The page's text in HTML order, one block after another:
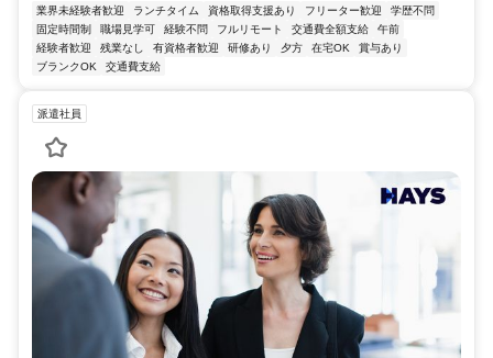
業界未経験者歓迎 ランチタイム 資格取得支援あり フリーター歓迎
学歴不問
固定時間制
職場見学可 経験不問 フルリモート 交通費全額支給
午前
経験者歓迎
残業なし 有資格者歓迎 研修あり 夕方 在宅OK
賞与あり
ブランクOK
交通費支給
派遣社員